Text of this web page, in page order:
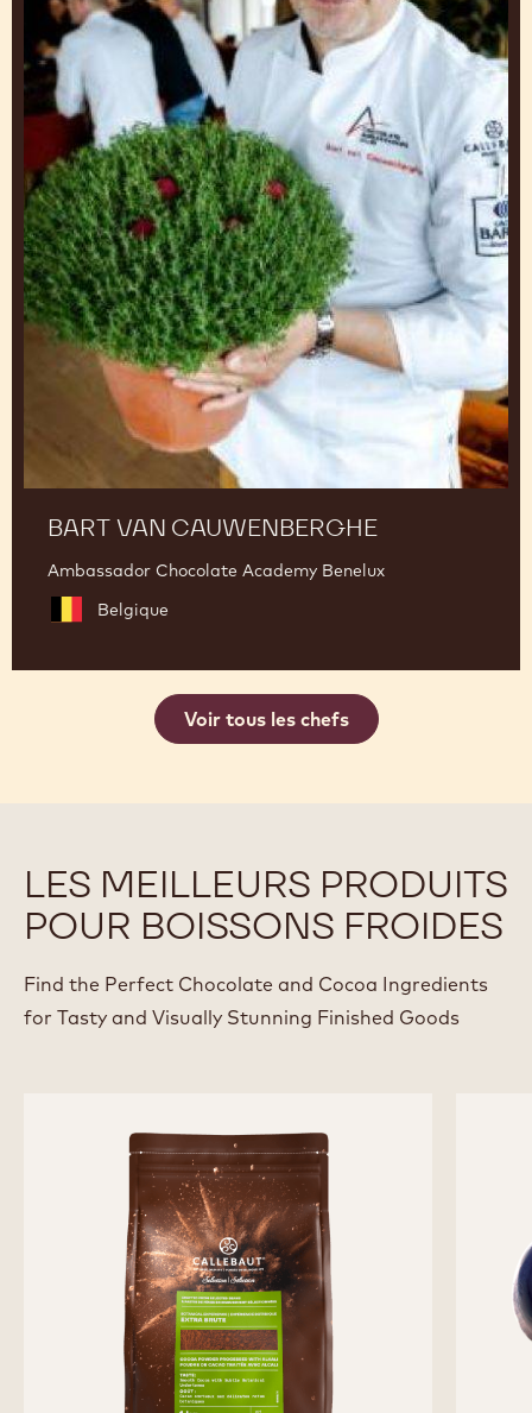
BART VAN CAUWENBERGHE
Ambassador Chocolate Academy Benelux
Belgique
Voir tous les chefs
LES MEILLEURS PRODUITS
POUR BOISSONS FROIDES
Find the Perfect Chocolate and Cocoa Ingredients
for Tasty and Visually Stunning Finished Goods